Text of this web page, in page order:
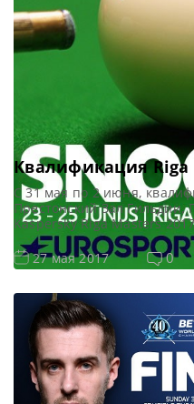
Квалификация Riga
С 31 мая по 2 июня,
Престонский Зал Гильдии,
Kaspersky Riga Masters
результаты Kaspersky
трансляции Kaspersky Riga
Riga Masters 2017
Рига Мастерс 2017
27 мая 2017 0